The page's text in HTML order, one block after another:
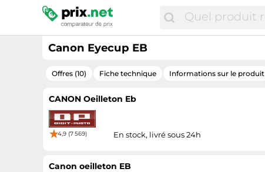
Canon Eyecup EB
Offres (10) Fiche technique Informations sur le produit
CANON Oeilleton Eb
4,9 (7 569) En stock, livré sous 24h
Canon oeilleton EB